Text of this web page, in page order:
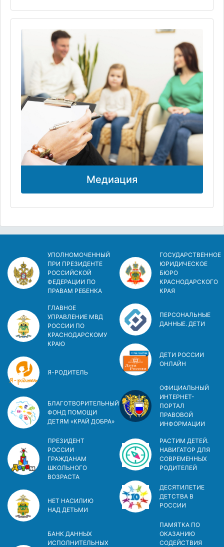
Медиация
УПОЛНОМОЧЕННЫЙ
ПРИ ПРЕЗИДЕНТЕ
РОССИЙСКОЙ
ФЕДЕРАЦИИ ПО
ПРАВАМ РЕБЕНКА
ГЛАВНОЕ
УПРАВЛЕНИЕ МВД
РОССИИ ПО
КРАСНОДАРСКОМУ
КРАЮ
Я-РОДИТЕЛЬ
БЛАГОТВОРИТЕЛЬНЫЙ
ФОНД ПОМОЩИ
ДЕТЯМ «КРАЙ ДОБРА»
ПРЕЗИДЕНТ
РОССИИ
ГРАЖДАНАМ
ШКОЛЬНОГО
ВОЗРАСТА
НЕТ НАСИЛИЮ
НАД ДЕТЬМИ
БАНК ДАННЫХ
ИСПОЛНИТЕЛЬНЫХ
ГОСУДАРСТВЕННОЕ
ЮРИДИЧЕСКОЕ
БЮРО
КРАСНОДАРСКОГО
КРАЯ
ПЕРСОНАЛЬНЫЕ
ДАННЫЕ. ДЕТИ
ДЕТИ РОССИИ
ОНЛАЙН
ОФИЦИАЛЬНЫЙ
ИНТЕРНЕТ-
ПОРТАЛ
ПРАВОВОЙ
ИНФОРМАЦИИ
РАСТИМ ДЕТЕЙ.
НАВИГАТОР ДЛЯ
СОВРЕМЕННЫХ
РОДИТЕЛЕЙ
ДЕСЯТИЛЕТИЕ
ДЕТСТВА В
РОСCИИ
ПАМЯТКА ПО
ОКАЗАНИЮ
СОДЕЙСТВИЯ